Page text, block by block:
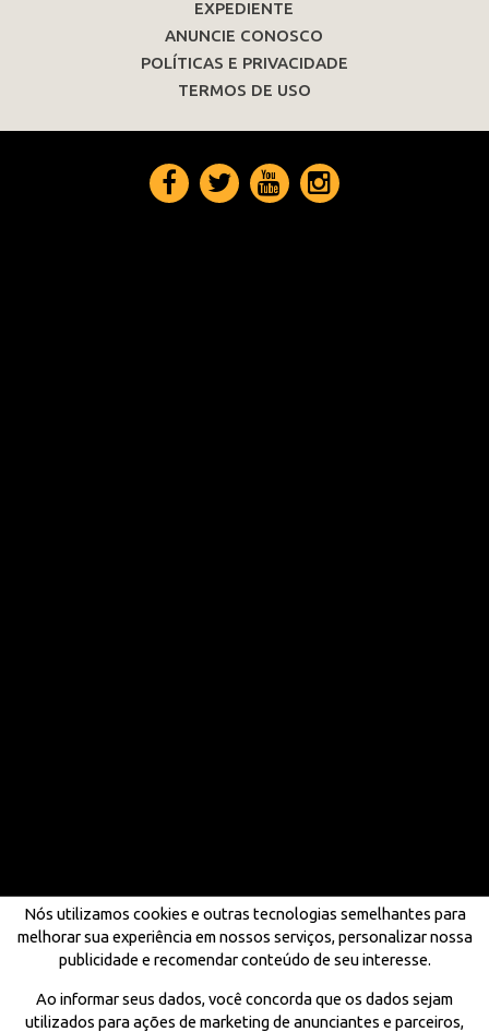
EXPEDIENTE
ANUNCIE CONOSCO
POLÍTICAS E PRIVACIDADE
TERMOS DE USO
Nós utilizamos cookies e outras tecnologias semelhantes para
melhorar sua experiência em nossos serviços, personalizar nossa
publicidade e recomendar conteúdo de seu interesse.
Ao informar seus dados, você concorda que os dados sejam
utilizados para ações de marketing de anunciantes e parceiros,